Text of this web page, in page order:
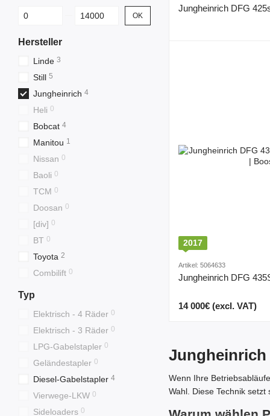
Wenn Ihre
Wahl. Diese Technik
Jungheinrich DFG
2017
Artikel: 5064633
Jungheinrich DFG
14 000€ (excl. VAT)
От Preis, € (excl. VAT)
До Preis, € (excl. VAT) OK
Hersteller
Linde 3
Still 5
Jungheinrich 4
Heli 0
Bobcat 4
Manitou 1
Nissan 0
Baoli 0
TCM 0
Doosan 0
[div] 0
BT 0
Toyota 2
Combilift 0
Typ
Elektrisch - 4 Räder 0
Elektrisch - 3 Räder 0
LPG-Gabelstapler 0
Geländestapler 0
Diesel-Gabelstapler 4
Vierwege-LKW 0
Sideloaders 0